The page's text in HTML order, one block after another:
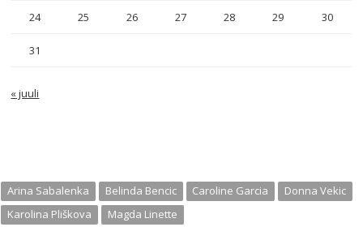
24 25 26 27 28 29 30
31
« juuli
Arina Sabalenka Belinda Bencic Caroline Garcia
Donna Vekic
Karolina Pliškova
Magda Linette